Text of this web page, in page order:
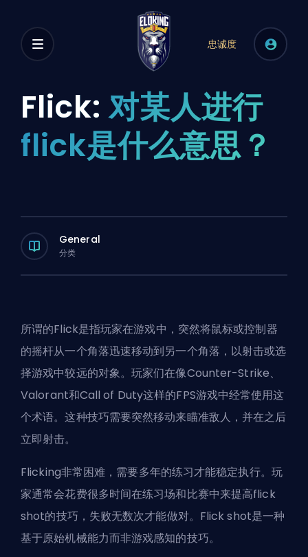
忠诚度
Flick: 对某人进行
flick是什么意思？
General
分类
所谓的Flick是指玩家在游戏中，突然将鼠标或控制器
的摇杆从一个角落迅速移动到另一个角落，以射击或选
择游戏中较远的对象。玩家们在像Counter-Strike、
Valorant和Call of Duty这样的FPS游戏中经常使用这
个术语。这种技巧需要突然移动来瞄准敌人，并在之后
立即射击。
Flicking非常困难，需要多年的练习才能稳定执行。玩
家通常会花费很多时间在练习场和比赛中来提高flick
shot的技巧，失败无数次才能做对。Flick shot是一种
基于原始机械能力而非游戏感知的技巧。